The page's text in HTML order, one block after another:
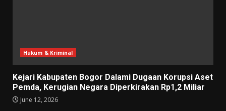
Hukum & Kriminal
Kejari Kabupaten Bogor Dalami Dugaan Korupsi Aset
Pemda, Kerugian Negara Diperkirakan Rp1,2 Miliar
June 12, 2026